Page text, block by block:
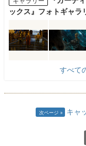
ックス』フォトギャラ
すべて
次ページ キャ